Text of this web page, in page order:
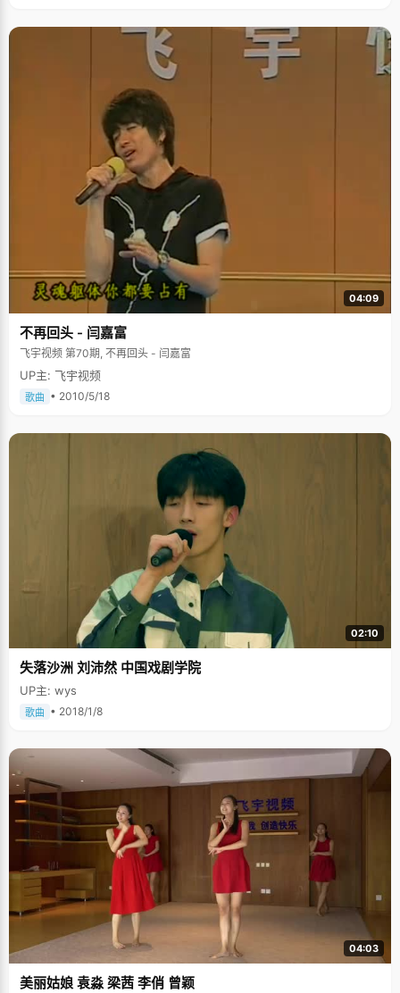
04:09
不再回头 - 闫嘉富
飞宇视频 第70期, 不再回头 - 闫嘉富
UP主: 飞宇视频
歌曲 • 2010/5/18
02:10
失落沙洲 刘沛然 中国戏剧学院
UP主: wys
歌曲 • 2018/1/8
04:03
美丽姑娘 袁淼 梁茜 李俏 曾颖